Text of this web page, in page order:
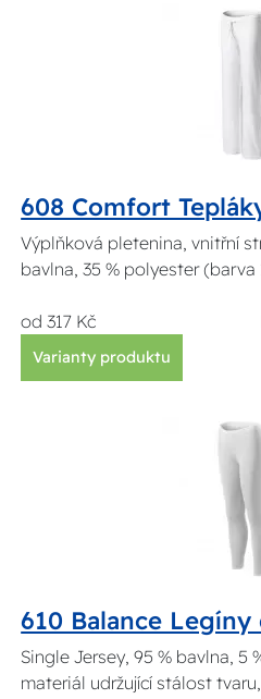
608 Comfort
Výplňková pletenina, vnitřní
bavlna, 35 % polyester (barva
od 317 Kč
Varianty produktu
610 Balance Legíny
Single Jersey, 95 % bavlna, 5
materiál udržující stálost